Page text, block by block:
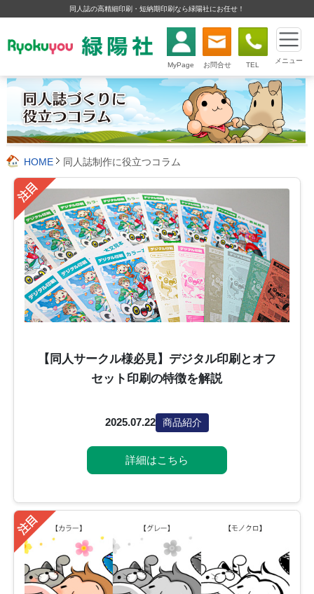
同人誌の高精細印刷・短納期印刷なら緑陽社にお任せ！
MyPage お問合せ TEL メニュー
HOME 同人誌制作に役立つコラム
【同人サークル様必見】デジタル印刷とオフ
セット印刷の特徴を解説
2025.07.22 商品紹介
詳細はこちら